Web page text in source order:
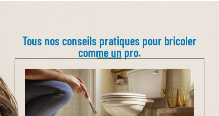
Tous nos conseils pratiques pour bricoler
comme un pro.